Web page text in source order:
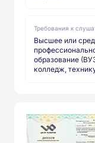
Требования к
Высшее или
образование
колледж,